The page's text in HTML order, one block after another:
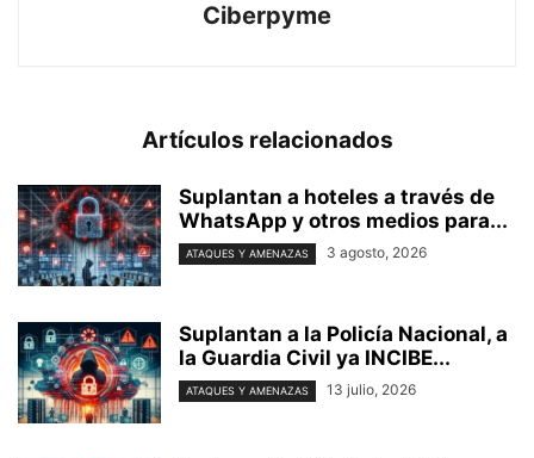
Ciberpyme
Artículos relacionados
Suplantan a hoteles a través de
WhatsApp y otros medios para...
ATAQUES Y AMENAZAS 3 agosto, 2026
Suplantan a la Policía Nacional, a
la Guardia Civil ya INCIBE...
ATAQUES Y AMENAZAS 13 julio, 2026